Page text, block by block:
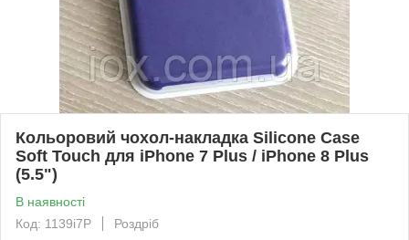
Кольоровий чохол-накладка Silicone Case
Soft Touch для iPhone 7 Plus / iPhone 8 Plus
(5.5")
В наявності
Код: 1139i7P
Роздріб